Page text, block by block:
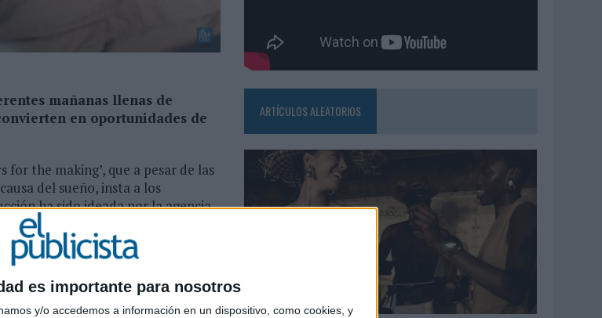
es importante para nosotros
y/o accedemos a información en un dispositivo, como cookies, y
mañanas llenas de
en oportunidades de
for the making’, que a pesar de las
del sueño, insta a los
ha sido ideada por la agencia
frías... son solo alguna de
vez. Sin embargo, la marca
puede ser la base para disfrutar
ARTÍCULOS ALEATORIOS